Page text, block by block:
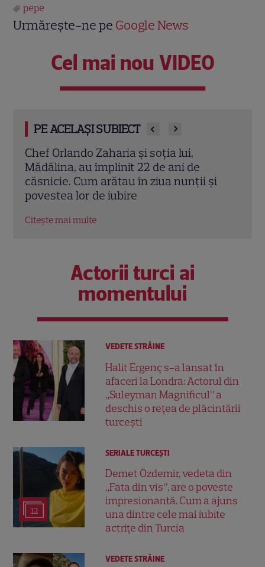
pepe
Urmărește-ne pe Google News
Cel mai nou VIDEO
PE ACELAȘI SUBIECT
Cine este Cosmin Curticăpean, soțul
Laurei Cosoi. Afaceri, vârstă și povestea
de iubire care durează de peste 10 ani
Actorii turci ai
momentului
VEDETE STRĂINE
Halit Ergenç s-a lansat în
afaceri la Londra: Actorul din
„Suleyman Magnificul” a
deschis o rețea de plăcintării
turcești
12
SERIALE TURCEŞTI
Demet Özdemir, vedeta din
„Fata din vis”, are o poveste
impresionantă. Cum a ajuns
una dintre cele mai iubite
actrițe din Turcia
VEDETE STRĂINE